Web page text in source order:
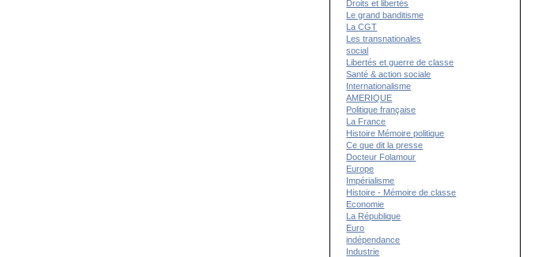
Droits et libertés
Le grand banditisme
La CGT
Les transnationales
social
Libertés et guerre de classe
Santé & action sociale
Internationalisme
AMERIQUE
Politique française
La France
Histoire Mémoire politique
Ce que dit la presse
Docteur Folamour
Europe
Impérialisme
Histoire - Mémoire de classe
Economie
La République
Euro
indépendance
Industrie